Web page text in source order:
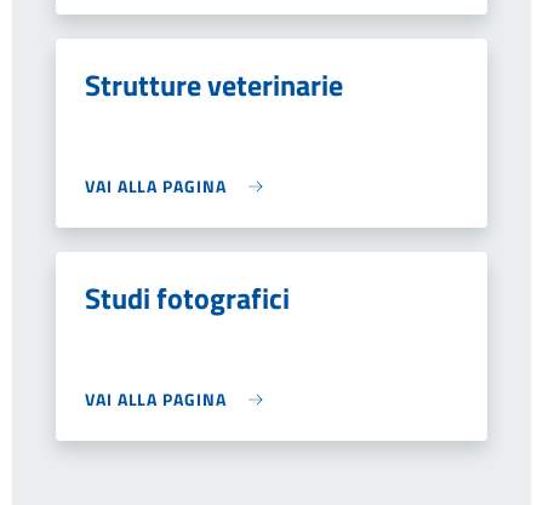
Strutture veterinarie
VAI ALLA PAGINA
Studi fotografici
VAI ALLA PAGINA